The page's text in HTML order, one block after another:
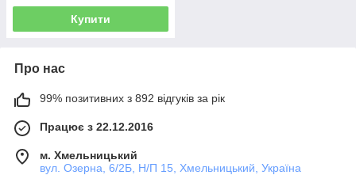
Купити
Про нас
99% позитивних з 892 відгуків за рік
Працює з 22.12.2016
м. Хмельницький
вул. Озерна, 6/2Б, Н/П 15, Хмельницький, Україна